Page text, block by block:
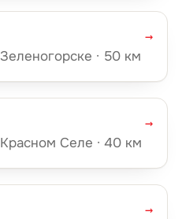
· 50 км
→
Селе · 40 км
→
→